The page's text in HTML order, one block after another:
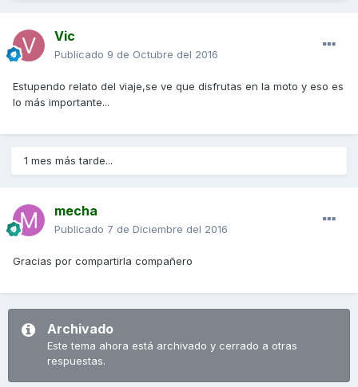
Vic
Publicado 9 de Octubre del 2016
Estupendo relato del viaje,se ve que disfrutas en la moto y eso es
lo más importante...
1 mes más tarde...
mecha
Publicado 7 de Diciembre del 2016
Gracias por compartirla compañero
Archivado
Este tema ahora está archivado y cerrado a otras
respuestas.